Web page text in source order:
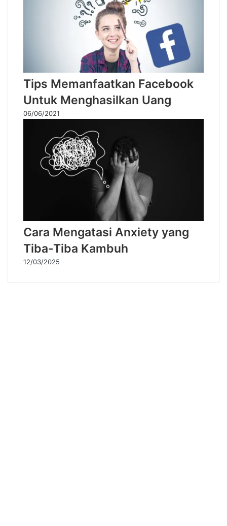
Tips Memanfaatkan Facebook
Untuk Menghasilkan Uang
06/06/2021
Cara Mengatasi Anxiety yang
Tiba-Tiba Kambuh
12/03/2025